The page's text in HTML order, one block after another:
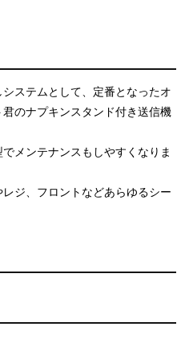
ステムとして、定番となったオ
のナプキンスタンド付き送信機
メンテナンスもしやすくなりま
ジ、フロントなどあらゆるシー